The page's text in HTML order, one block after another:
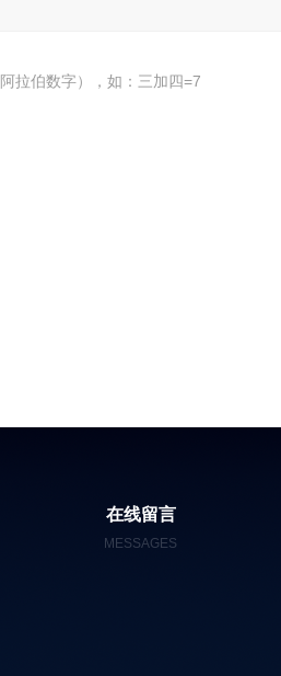
拉伯数字），如：三加四=7
在线留言
MESSAGES